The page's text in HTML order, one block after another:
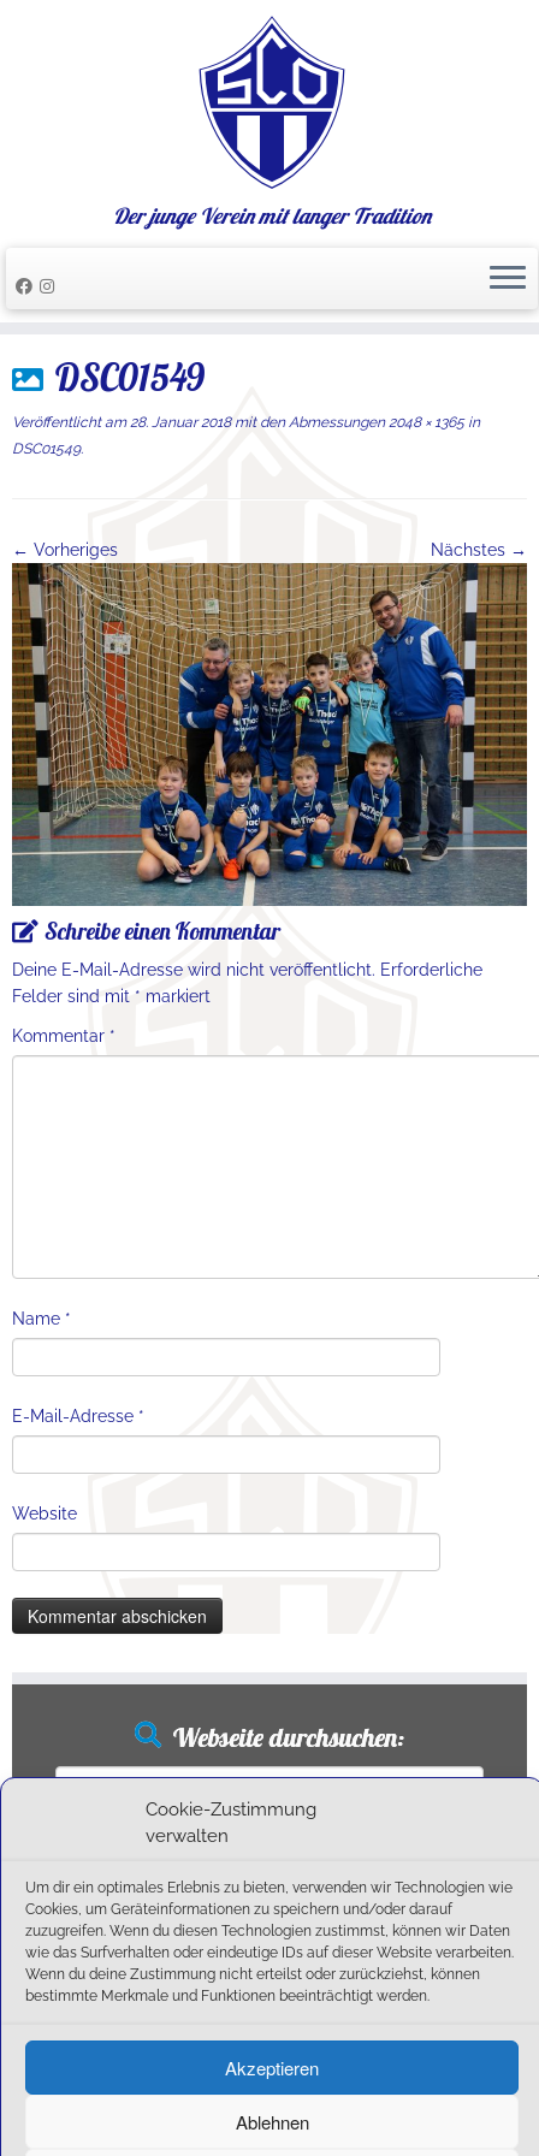
Cookie-Zustimmung
verwalten
Um dir ein optimales Erlebnis zu bieten, verwenden wir Technologien wie
Cookies, um Geräteinformationen zu speichern und/oder darauf
zuzugreifen. Wenn du diesen Technologien zustimmst, können wir Daten
wie das Surfverhalten oder eindeutige IDs auf dieser Website verarbeiten.
Wenn du deine Zustimmung nicht erteilst oder zurückziehst, können
bestimmte Merkmale und Funktionen beeinträchtigt werden.
Akzeptieren
Ablehnen
Inhalt
Der junge Verein mit langer Tradition
DSC01549
Veröffentlicht am 28. Januar 2018mit den Abmessungen2048 × 1365in
DSC01549.
← Vorheriges Nächstes →
Schreibe einen Kommentar
Deine E-Mail-Adresse wird nicht veröffentlicht. Erforderliche
Felder sind mit * markiert
Kommentar *
Name *
E-Mail-Adresse *
Website
Webseite durchsuchen:
Suchen
Neueste Beiträge
Ballschule erweitert!
6:1-Triumph im Heimfinale: Der SC Olching schießt sich zurück in die Landesliga!
Außensaison 2025
Start am 01. September!